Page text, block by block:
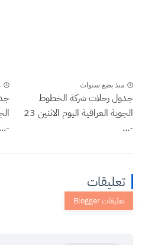
منذ بضع سنوات
جدول رحلات شركة الخطوط
الجوية العراقية اليوم الاثنين 23
-...
-...
تعليقات